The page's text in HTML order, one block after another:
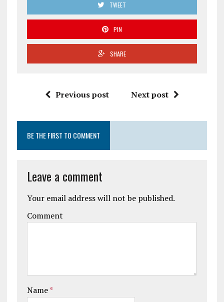
TWEET
PIN
SHARE
Previous post Next post
BE THE FIRST TO COMMENT
Leave a comment
Your email address will not be published.
Comment
Name*